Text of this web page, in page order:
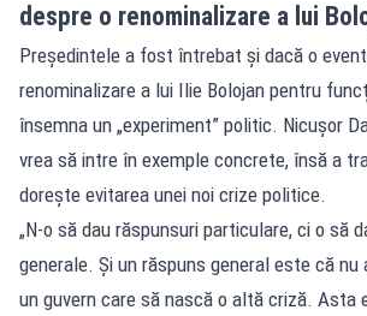
despre o renominalizare a lui
Președintele a fost întrebat și dacă o
renominalizare a lui Ilie Bolojan pentru
însemna un „experiment” politic. Nicușor
vrea să intre în exemple concrete, însă a
dorește evitarea unei noi crize politice.
„N-o să dau răspunsuri particulare, ci o să
generale. Şi un răspuns general este că nu
un guvern care să nască o altă criză. Asta